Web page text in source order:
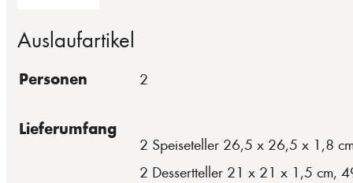
Auslaufartikel
Personen 2
Lieferumfang
2 Speiseteller 26,5 x 26,5 x 1,8
2 Dessertteller 21 x 21 x 1,5 cm,